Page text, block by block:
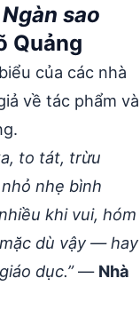
Ngàn sao
Quảng
của các nhà
về tác phẩm và
to tát, trừu
nhẹ bình
khi vui, hóm
dù vậy — hay
dục.”— Nhà